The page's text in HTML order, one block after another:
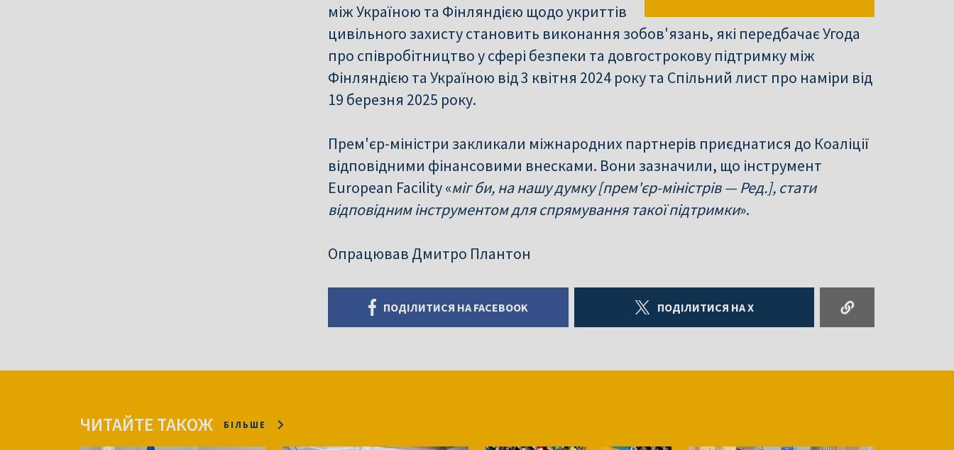
між Україною та Фінляндією щодо укриттів
цивільного захисту становить виконання зобов'язань, які передбачає Угода
про співробітництво у сфері безпеки та довгострокову підтримку між
Фінляндією та Україною від 3 квітня 2024 року та Спільний лист про наміри від
19 березня 2025 року.
Прем'єр-міністри закликали міжнародних партнерів приєднатися до Коаліції
відповідними фінансовими внесками. Вони зазначили, що інструмент
European Facility «міг би, на нашу думку [прем'єр-міністрів — Ред.], стати
відповідним інструментом для спрямування такої підтримки».
Опрацював Дмитро Плантон
ПОДІЛИТИСЯ НА FACEBOOK ПОДІЛИТИСЯ НА X
ЧИТАЙТЕ ТАКОЖ БІЛЬШЕ